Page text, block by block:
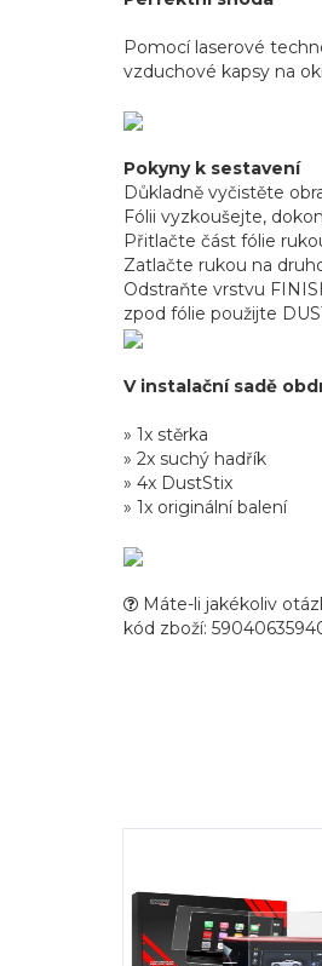
Pomocí laserové
vzduchové kapsy na
Pokyny k sestavení
Důkladně vyčistěte
Fólii vyzkoušejte,
Přitlačte část fólie
Zatlačte rukou na
Odstraňte vrstvu
zpod fólie použijte
V instalační sadě
» 1x stěrka
» 2x suchý hadřík
» 4x DustStix
» 1x originální balení
Máte-li jakékoliv
kód zboží: